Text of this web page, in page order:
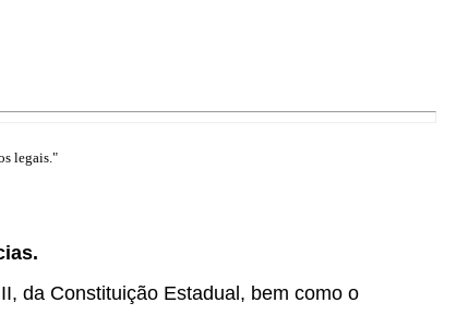
legais."
da Constituição Estadual, bem como o